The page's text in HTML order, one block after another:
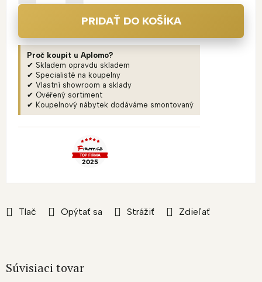
Tlač Opýtať sa Strážiť Zdieľať
PRIDAŤ DO KOŠÍKA
Proč koupit u Aplomo?
✔ Skladem opravdu skladem
✔ Specialisté na koupelny
✔ Vlastní showroom a sklady
✔ Ověřený sortiment
✔ Koupelnový nábytek dodáváme smontovaný
Súvisiaci tovar